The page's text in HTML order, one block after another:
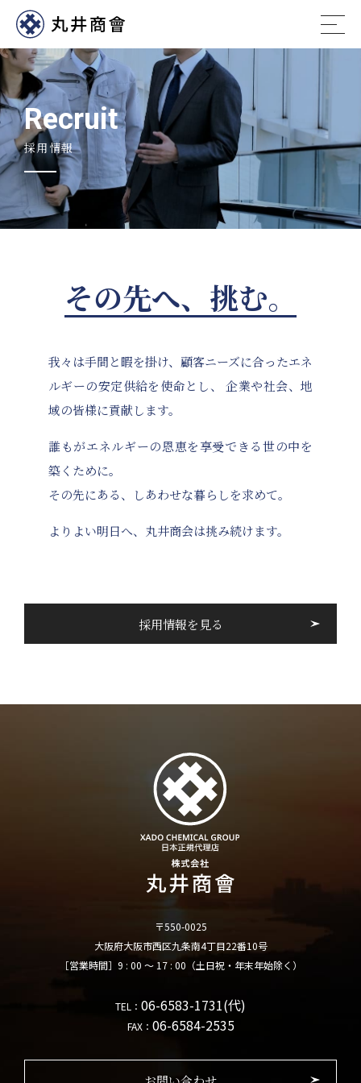
Recruit
採用情報
その先へ、挑む。
我々は手間と暇を掛け、顧客ニーズに合ったエネ
ルギーの安定供給を使命とし、
企業や社会、地
域の皆様に貢献します。
誰もがエネルギーの恩恵を享受できる世の中を
築くために。
その先にある、しあわせな暮らしを求めて。
よりよい明日へ、丸井商会は挑み続けます。
採用情報を見る
〒550-0025
大阪府大阪市西区九条南4丁目22番10号
［営業時間］9 : 00 ～ 17 : 00（土日祝・年末年始除く）
TEL： 06-6583-1731(代)
FAX： 06-6584-2535